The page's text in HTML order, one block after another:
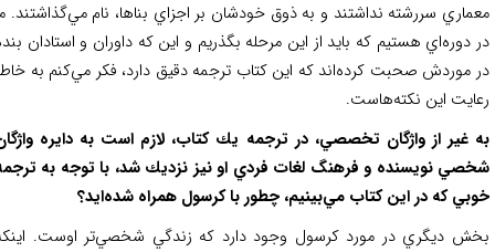
سررشته نداشتند و به ذوق خودشان بر اجزاي بناها، نام مي‌گذاشتند. ما
دوره‌اي هستيم كه بايد از اين مرحله بگذريم و اين كه داوران و استادان بنده
موردش صحبت كرده‌اند كه اين كتاب ترجمه دقيق دارد، فكر مي‌كنم به خاطر
اين نكته‌هاست.
غير از واژگان تخصصي، در ترجمه يك كتاب، لازم است به دايره واژگان
نويسنده و فرهنگ لغات فردي او نيز نزديك شد، با توجه به ترجمه
كه در اين كتاب مي‌بينيم، چطور با كرسول همراه شده‌ايد؟
ديگري در مورد كرسول وجود دارد كه زندگي شخصي‌تر اوست. اينكه